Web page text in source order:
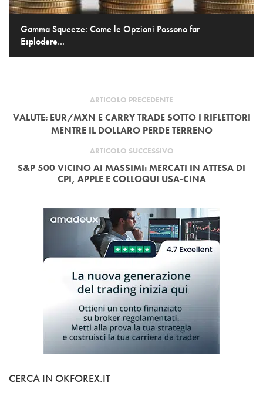
Gamma Squeeze: Come le Opzioni Possono far
Esplodere...
ARTICOLO PRECEDENTE
VALUTE: EUR/MXN E CARRY TRADE SOTTO I RIFLETTORI
MENTRE IL DOLLARO PERDE TERRENO
ARTICOLO SUCCESSIVO
S&P 500 VICINO AI MASSIMI: MERCATI IN ATTESA DI
CPI, APPLE E COLLOQUI USA-CINA
CERCA IN OKFOREX.IT